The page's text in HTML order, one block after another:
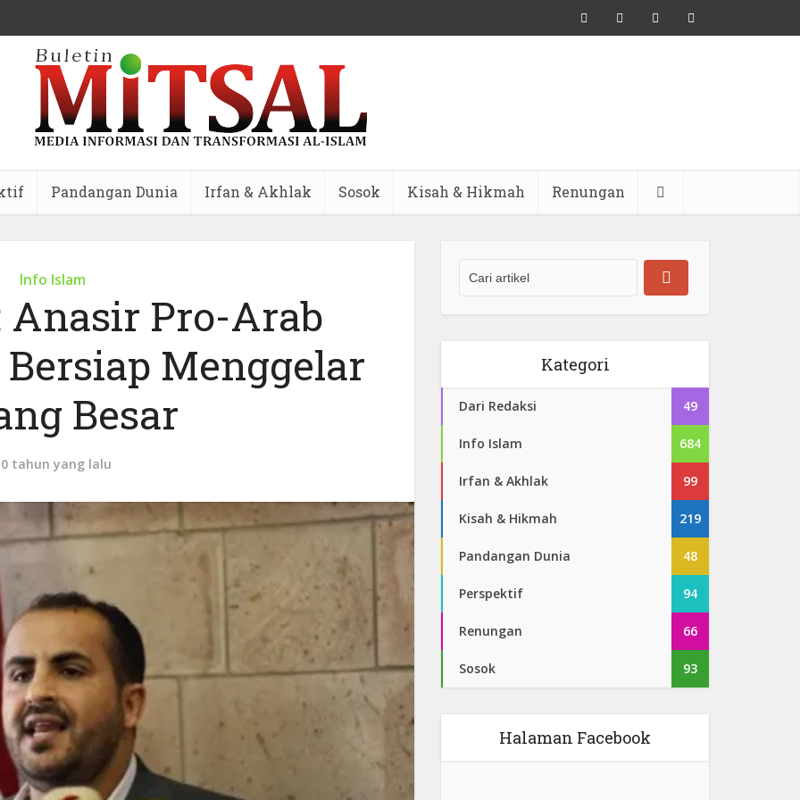
Pandangan Dunia Irfan & Akhlak Sosok Kisah & Hikmah Renungan
Info Islam
Pro-Arab
Menggelar
Besar
tahun yang lalu
Kategori
Dari Redaksi 49
Info Islam 684
Irfan & Akhlak 99
Kisah & Hikmah 219
Pandangan Dunia 48
Perspektif 94
Renungan 66
Sosok 93
Halaman Facebook